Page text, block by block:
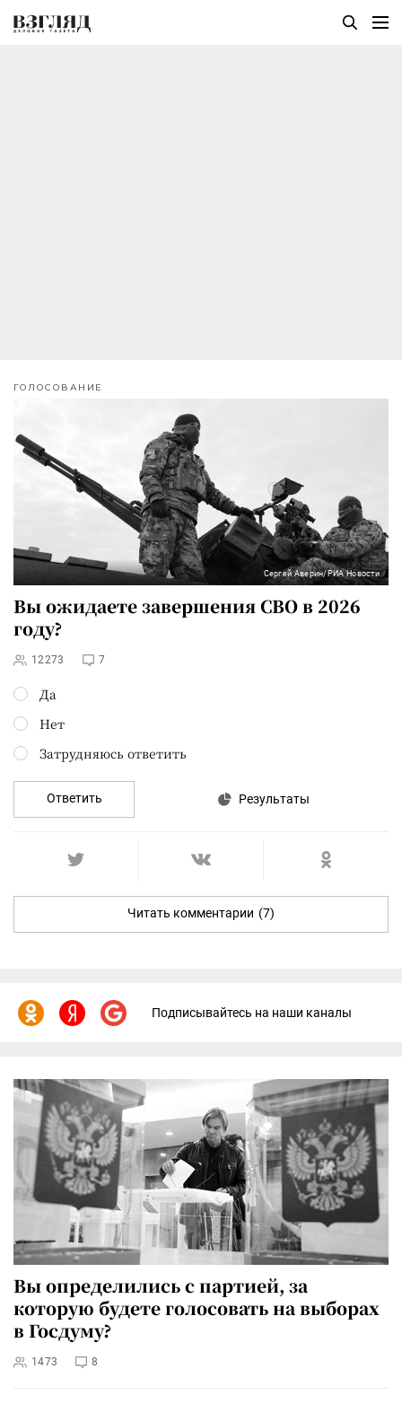
ГОЛОСОВАНИЕ
Сергей Аверин/РИА Новости
Вы ожидаете завершения СВО в 2026
году?
12273 7
Да
Нет
Затрудняюсь ответить
Ответить Результаты
Читать комментарии (7)
Подписывайтесь на наши каналы
Вы определились с партией, за
которую будете голосовать на выборах
в Госдуму?
1473 8